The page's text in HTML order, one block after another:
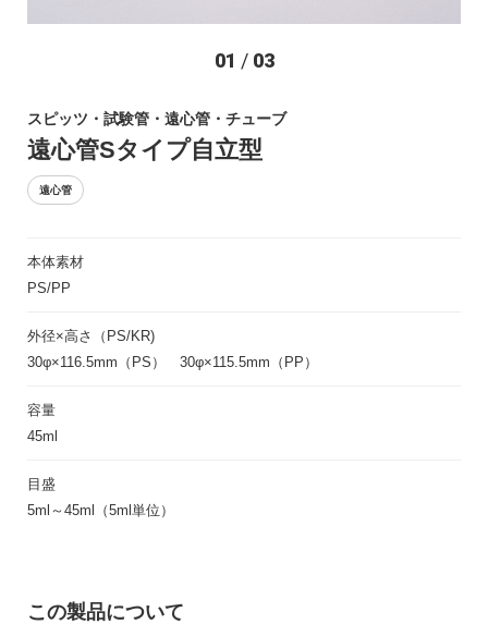
© ASIAKIZAI Inc. All Rights Reserved.
01 / 03
スピッツ・試験管・遠心管・チューブ
遠心管Sタイプ自立型
遠心管
本体素材
PS/PP
外径×高さ（PS/KR)
30φ×116.5mm（PS） 30φ×115.5mm（PP）
容量
45ml
目盛
5ml～45ml（5ml単位）
この製品について